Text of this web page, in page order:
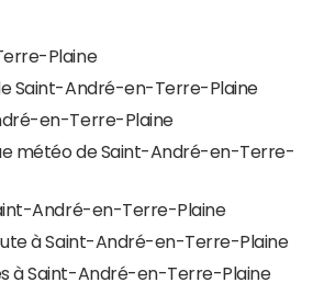
Plaine
Saint-André-en-Terre-Plaine
en-Terre-Plaine
météo de Saint-André-en-Terre-
André-en-Terre-Plaine
à Saint-André-en-Terre-Plaine
à Saint-André-en-Terre-Plaine